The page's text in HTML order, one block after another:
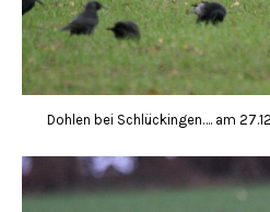
Dohlen bei Schlückingen…. am